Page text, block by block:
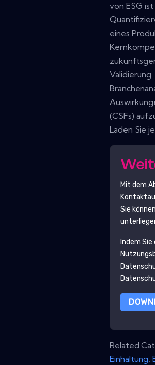
von ESG
eines
(CSFs)
Laden Sie
Mit dem
Sie
Indem
Related
Einhaltung,